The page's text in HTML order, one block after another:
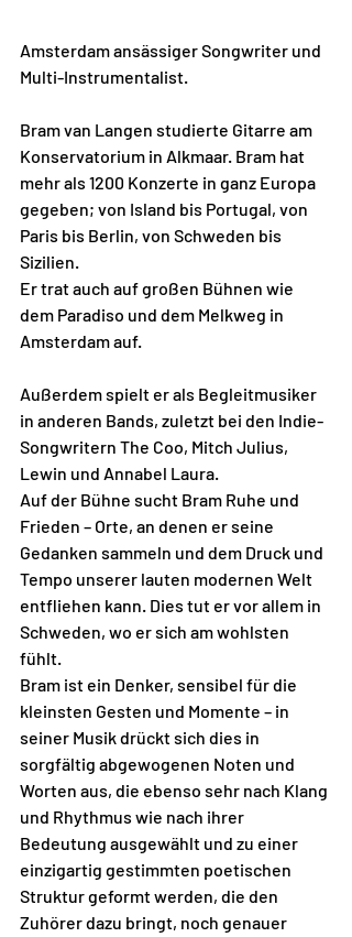
Amsterdam ansässiger Songwriter und
Multi-Instrumentalist.
Bram van Langen studierte Gitarre am
Konservatorium in Alkmaar. Bram hat
mehr als 1200 Konzerte in ganz Europa
gegeben; von Island bis Portugal, von
Paris bis Berlin, von Schweden bis
Sizilien.
Er trat auch auf großen Bühnen wie
dem Paradiso und dem Melkweg in
Amsterdam auf.
Außerdem spielt er als Begleitmusiker
in anderen Bands, zuletzt bei den Indie-
Songwritern The Coo, Mitch Julius,
Lewin und Annabel Laura.
Auf der Bühne sucht Bram Ruhe und
Frieden – Orte, an denen er seine
Gedanken sammeln und dem Druck und
Tempo unserer lauten modernen Welt
entfliehen kann. Dies tut er vor allem in
Schweden, wo er sich am wohlsten
fühlt.
Bram ist ein Denker, sensibel für die
kleinsten Gesten und Momente – in
seiner Musik drückt sich dies in
sorgfältig abgewogenen Noten und
Worten aus, die ebenso sehr nach Klang
und Rhythmus wie nach ihrer
Bedeutung ausgewählt und zu einer
einzigartig gestimmten poetischen
Struktur geformt werden, die den
Zuhörer dazu bringt, noch genauer